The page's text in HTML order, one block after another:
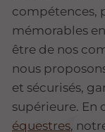
compétences,
mémorables
être de nos
nous
et sécurisés,
supérieure. En
équestres,